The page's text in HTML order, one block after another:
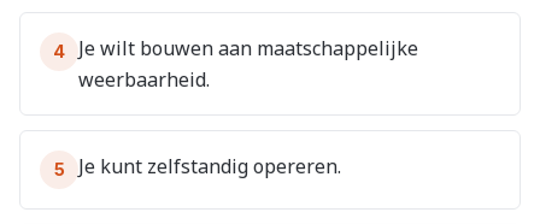
4
Je wilt bouwen aan maatschappelijke
weerbaarheid.
5 Je kunt zelfstandig opereren.